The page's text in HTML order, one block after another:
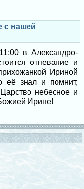
с нашей
в Александро-
отпевание и
Ириной
её знал и помнит,
небесное и
Ирине!